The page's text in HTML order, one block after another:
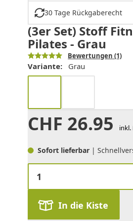
30 Tage Rückgaberecht
(3er Set) Stoff
Pilates - Grau
Bewertungen (1)
Variante: Grau
CHF 26.95 inkl.
Sofort lieferbar |
In die Kiste